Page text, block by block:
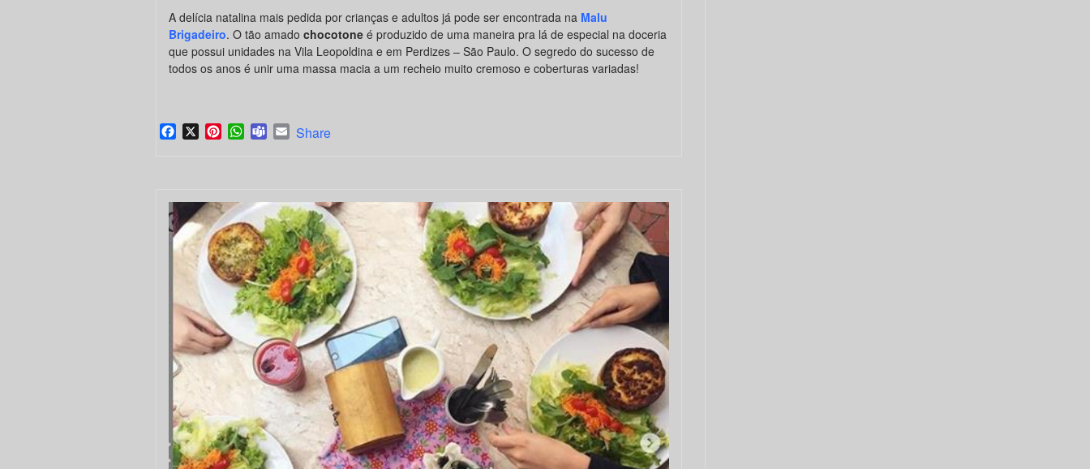
A delícia natalina mais pedida por crianças e adultos já pode ser encontrada na Malu
Brigadeiro. O tão amado chocotone é produzido de uma maneira pra lá de especial na doceria
que possui unidades na Vila Leopoldina e em Perdizes – São Paulo. O segredo do sucesso de
todos os anos é unir uma massa macia a um recheio muito cremoso e coberturas variadas!
Facebook
X PinterestWhatsApp
TeamsEmail
Share